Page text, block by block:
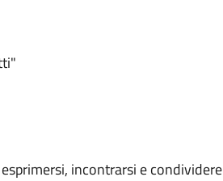
incontrarsi e condividere